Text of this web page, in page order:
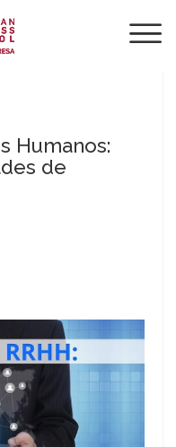
Humanos:
de